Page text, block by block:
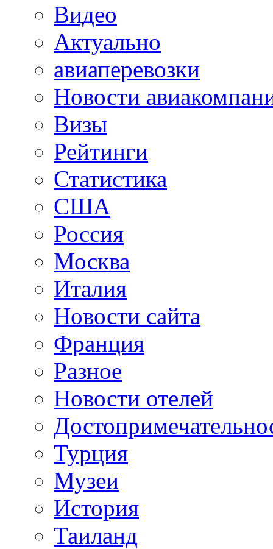
Видео
Актуально
авиаперевозки
Новости
Визы
Рейтинги
Статистика
США
Россия
Москва
Италия
Новости сайта
Франция
Разное
Новости отелей
Турция
Музеи
История
Таиланд